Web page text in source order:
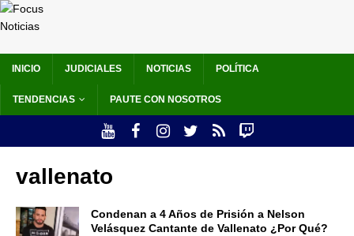
INICIO JUDICIALES NOTICIAS POLÍTICA
TENDENCIAS PAUTE CON NOSOTROS
vallenato
Condenan a 4 Años de Prisión a Nelson
Velásquez Cantante de Vallenato ¿Por Qué?